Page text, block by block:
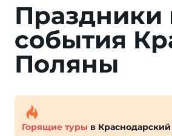
Праздники
события
Поляны
Горящие туры в